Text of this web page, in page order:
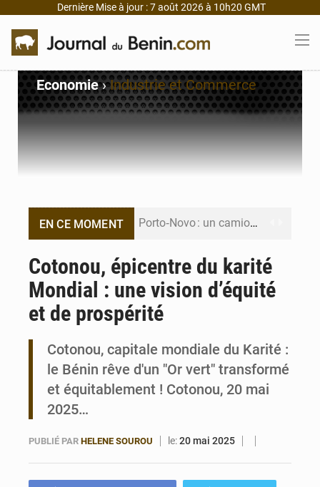
Dernière Mise à jour : 7 août 2026 à 10h20 GMT
Economie›Industrie et Commerce
EN CE MOMENT Porto‑Novo : un camion de produits pétroliers embrase Avakpa
Patrice Talon prend la tête du premier bureau du Sénat du Bénin
Bénin : Djogbénou inspecte le chantier du siège de l’Assemblée
Bénin : Le CEG La Verdure de Ouèdo fait sa mue pour la rentrée
Cotonou, épicentre du karité
Mondial : une vision d’équité
et de prospérité
Cotonou, capitale mondiale du Karité :
le Bénin rêve d'un "Or vert" transformé
et équitablement ! Cotonou, 20 mai
2025…
PUBLIÉ PAR HELENE SOUROU le:20 mai 2025